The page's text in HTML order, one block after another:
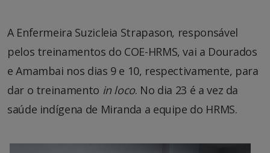
A Enfermeira Suzicleia Strapason, responsável
pelos treinamentos do COE-HRMS, vai a Dourados
e Amambai nos dias 9 e 10, respectivamente, para
dar o treinamento in loco. No dia 23 é a vez da
saúde indígena de Miranda a equipe do HRMS.